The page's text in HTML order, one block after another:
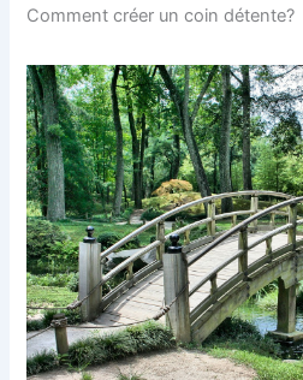
Comment créer un coin détente?